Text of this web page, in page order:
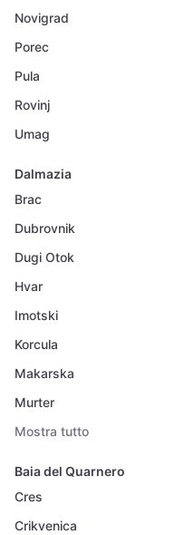
Novigrad
Porec
Pula
Rovinj
Umag
Dalmazia
Brac
Dubrovnik
Dugi Otok
Hvar
Imotski
Korcula
Makarska
Murter
Mostra tutto
Baia del Quarnero
Cres
Crikvenica